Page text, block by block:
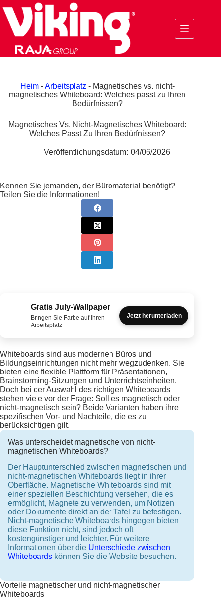
Inhalt
springen
Heim-Arbeitsplatz - Magnetisches vs. nicht-
magnetisches Whiteboard: Welches passt zu Ihren
Bedürfnissen?
Magnetisches Vs. Nicht-Magnetisches Whiteboard:
Welches Passt Zu Ihren Bedürfnissen?
Veröffentlichungsdatum: 04/06/2026
Kennen Sie jemanden, der Büromaterial benötigt?
Teilen Sie die Informationen!
Gratis July-Wallpaper
Bringen Sie Farbe auf Ihren
Arbeitsplatz
Jetzt herunterladen
Whiteboards sind aus modernen Büros und
Bildungseinrichtungen nicht mehr wegzudenken. Sie
bieten eine flexible Plattform für Präsentationen,
Brainstorming-Sitzungen und Unterrichtseinheiten.
Doch bei der Auswahl des richtigen Whiteboards
stehen viele vor der Frage: Soll es magnetisch oder
nicht-magnetisch sein? Beide Varianten haben ihre
spezifischen Vor- und Nachteile, die es zu
berücksichtigen gilt.
Was unterscheidet magnetische von nicht-
magnetischen Whiteboards?
Der Hauptunterschied zwischen magnetischen und
nicht-magnetischen Whiteboards liegt in ihrer
Oberfläche. Magnetische Whiteboards sind mit
einer speziellen Beschichtung versehen, die es
ermöglicht, Magnete zu verwenden, um Notizen
oder Dokumente direkt an der Tafel zu befestigen.
Nicht-magnetische Whiteboards hingegen bieten
diese Funktion nicht, sind jedoch oft
kostengünstiger und leichter. Für weitere
Informationen über die Unterschiede zwischen
Whiteboards können Sie die Website besuchen.
Vorteile magnetischer und nicht-magnetischer
Whiteboards